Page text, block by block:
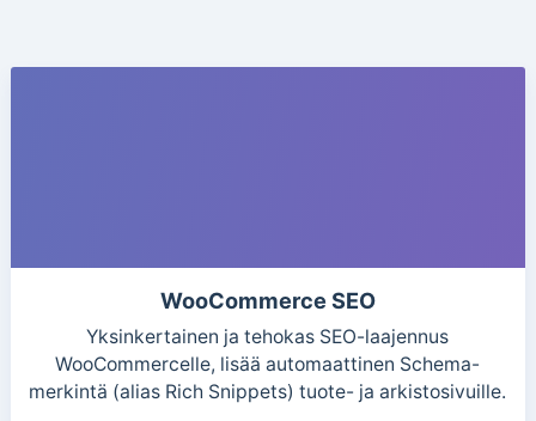
WooCommerce SEO
Yksinkertainen ja tehokas SEO-laajennus
WooCommercelle, lisää automaattinen Schema-
merkintä (alias Rich Snippets) tuote- ja arkistosivuille.